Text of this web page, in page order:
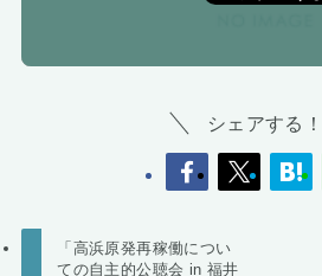
シェアする！
「高浜原発再稼働につい
ての自主的公聴会 in 福井